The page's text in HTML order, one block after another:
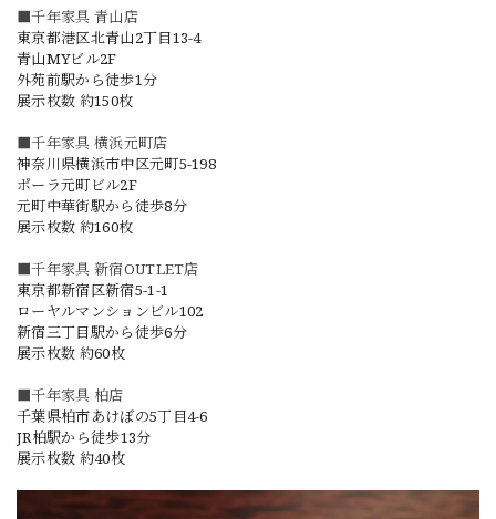
■千年家具 青山店
東京都港区北青山2丁目13-4
青山MYビル2F
外苑前駅から徒歩1分
展示枚数 約150枚
■千年家具 横浜元町店
神奈川県横浜市中区元町5-198
ポーラ元町ビル2F
元町中華街駅から徒歩8分
展示枚数 約160枚
■千年家具 新宿OUTLET店
東京都新宿区新宿5-1-1
ローヤルマンションビル102
新宿三丁目駅から徒歩6分
展示枚数 約60枚
■千年家具 柏店
千葉県柏市あけぼの5丁目4-6
JR柏駅から徒歩13分
展示枚数 約40枚